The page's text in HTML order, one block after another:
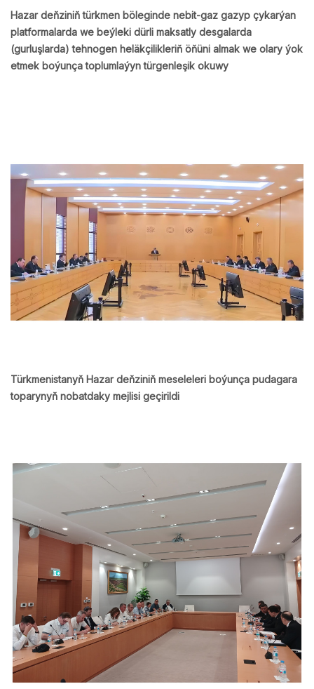
Hazar deňziniň türkmen böleginde nebit-gaz gazyp çykarýan
platformalarda we beýleki dürli maksatly desgalarda
(gurluşlarda) tehnogen heläkçilikleriň öňüni almak we olary ýok
etmek boýunça toplumlaýyn türgenleşik okuwy
Türkmenistanyň Hazar deňziniň meseleleri boýunça pudagara
toparynyň nobatdaky mejlisi geçirildi